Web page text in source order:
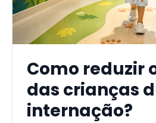
Como reduzir
das crianças
internação?